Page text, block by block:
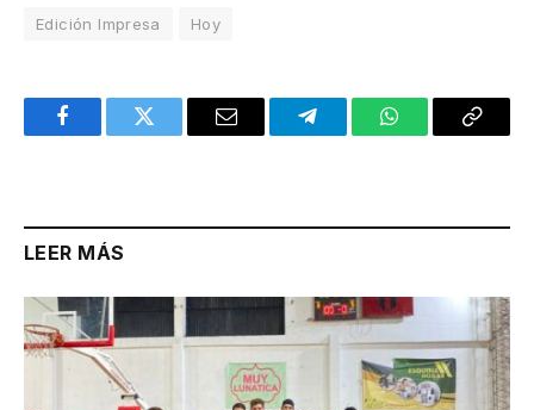
Edición Impresa Hoy
FacebookTwitter Email TelegramWhatsAppCopy
LEER MÁS